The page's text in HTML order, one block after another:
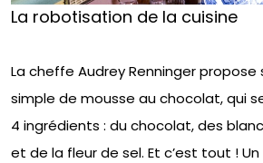
La robotisation de la cuisine
La cheffe Audrey Renninger
simple de mousse au chocolat, qui
4 ingrédients : du chocolat, des
et de la fleur de sel. Et c’est tout !